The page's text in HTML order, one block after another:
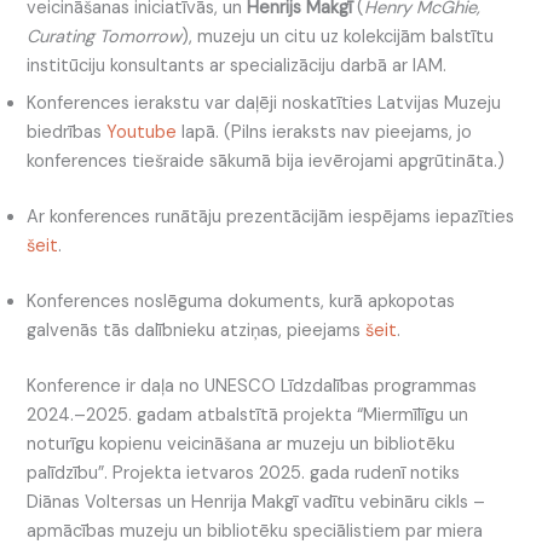
veicināšanas iniciatīvās, unHenrijs Makgī(Henry McGhie,
Curating Tomorrow), muzeju un citu uz kolekcijām balstītu
institūciju konsultants ar specializāciju darbā ar IAM.
Konferences ierakstu var daļēji noskatīties Latvijas Muzeju
biedrībasYoutube lapā. (Pilns ieraksts nav pieejams, jo
konferences tiešraide sākumā bija ievērojami apgrūtināta.)
Ar konferences runātāju prezentācijām iespējams iepazīties
šeit.
Konferences noslēguma dokuments, kurā apkopotas
galvenās tās dalībnieku atziņas, pieejamsšeit.
Konference ir daļa no UNESCO Līdzdalības programmas
2024.–2025. gadam atbalstītā projekta “Miermīlīgu un
noturīgu kopienu veicināšana ar muzeju un bibliotēku
palīdzību”. Projekta ietvaros 2025. gada rudenī notiks
Diānas Voltersas un Henrija Makgī vadītu vebināru cikls –
apmācības muzeju un bibliotēku speciālistiem par miera